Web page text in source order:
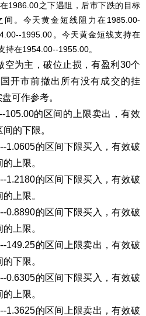
1986.00之下遇阻，后市下跌的目标
间。今天黄金短线阻力在1985.00-
1995.00。今天黄金短线支持在
持在1954.00--1955.00。
为主，破位止损，有盈利30个
开市前撤出所有没有成交的挂
可作参考。
105.00的区间的上限卖出，有效
的下限。
1.0605的区间下限买入，有效破
上限。
1.2180的区间下限买入，有效破
上限。
0.8890的区间下限买入，有效破
上限。
149.25的区间上限卖出，有效破
下限。
0.6305的区间下限买入，有效破
上限。
1.3625的区间上限卖出，有效破